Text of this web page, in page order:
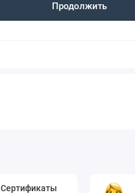
Продолжить
Сертификаты